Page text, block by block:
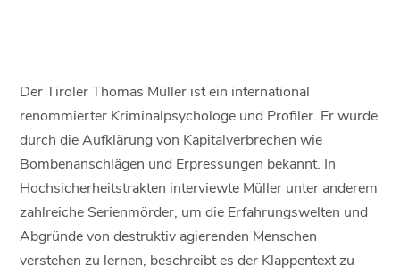
Der Tiroler Thomas Müller ist ein international
renommierter Kriminalpsychologe und Profiler. Er wurde
durch die Aufklärung von Kapitalverbrechen wie
Bombenanschlägen und Erpressungen bekannt. In
Hochsicherheitstrakten interviewte Müller unter anderem
zahlreiche Serienmörder, um die Erfahrungswelten und
Abgründe von destruktiv agierenden Menschen
verstehen zu lernen, beschreibt es der Klappentext zu